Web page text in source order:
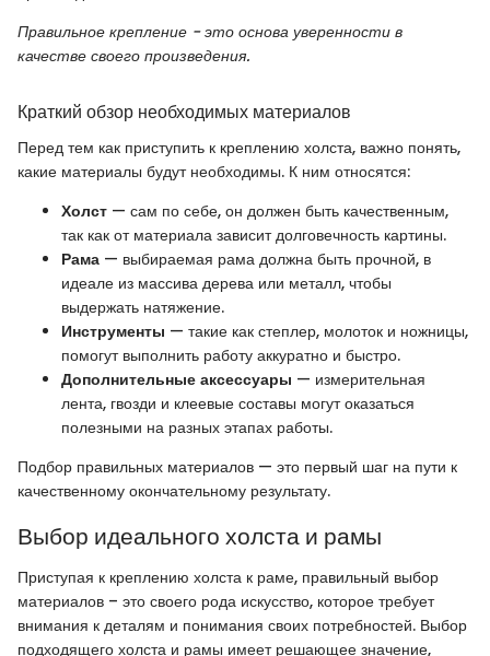
Правильное крепление - это основа уверенности в
качестве своего произведения.
Краткий обзор необходимых материалов
Перед тем как приступить к креплению холста, важно понять,
какие материалы будут необходимы. К ним относятся:
Холст — сам по себе, он должен быть качественным,
так как от материала зависит долговечность картины.
Рама — выбираемая рама должна быть прочной, в
идеале из массива дерева или металл, чтобы
выдержать натяжение.
Инструменты — такие как степлер, молоток и ножницы,
помогут выполнить работу аккуратно и быстро.
Дополнительные аксессуары — измерительная
лента, гвозди и клеевые составы могут оказаться
полезными на разных этапах работы.
Подбор правильных материалов — это первый шаг на пути к
качественному окончательному результату.
Выбор идеального холста и рамы
Приступая к креплению холста к раме, правильный выбор
материалов – это своего рода искусство, которое требует
внимания к деталям и понимания своих потребностей. Выбор
подходящего холста и рамы имеет решающее значение,